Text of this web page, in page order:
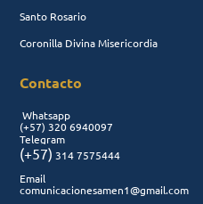
Santo Rosario
Coronilla Divina Misericordia
Contacto
Whatsapp
(+57) 320 6940097
Telegram
(+57) 314 7575444
Email
comunicacionesamen1@gmail.com